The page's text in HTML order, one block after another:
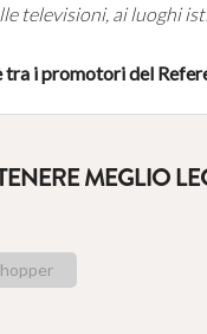
televisioni, ai luoghi
tra i promotori del
MEGLIO